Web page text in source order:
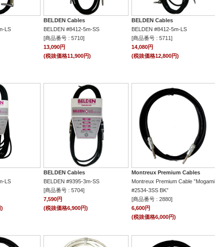
LS
BELDEN Cables
BELDEN #8412-5m-SS
[商品番号 : 5710]
13,090円
(税抜価格11,900円)
BELDEN Cables
BELDEN #8412-5m-LS
[商品番号 : 5711]
14,080円
(税抜価格12,800円)
LS
BELDEN Cables
BELDEN #9395-3m-SS
[商品番号 : 5704]
7,590円
(税抜価格6,900円)
Montreux Premium Cables
Montreux Premium Cable ”Mogami
#2534-3SS BK”
[商品番号 : 2880]
6,600円
(税抜価格6,000円)